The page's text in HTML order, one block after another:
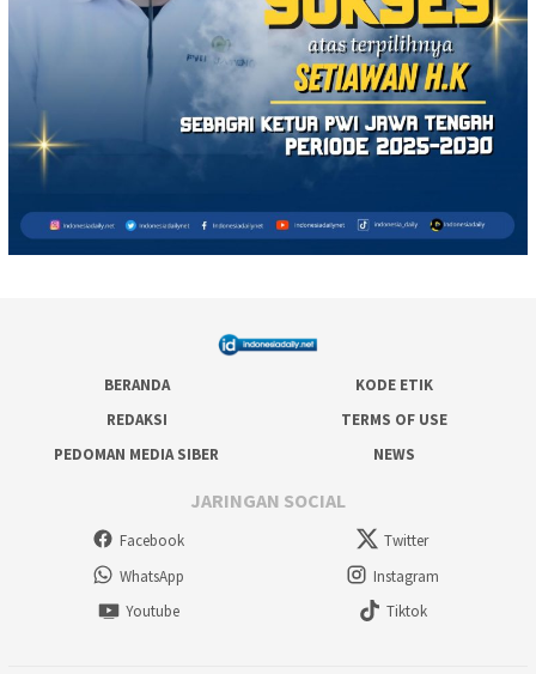
BERANDA
KODE ETIK
REDAKSI
TERMS OF USE
PEDOMAN MEDIA SIBER
NEWS
JARINGAN SOCIAL
Facebook
Twitter
WhatsApp
Instagram
Youtube
Tiktok